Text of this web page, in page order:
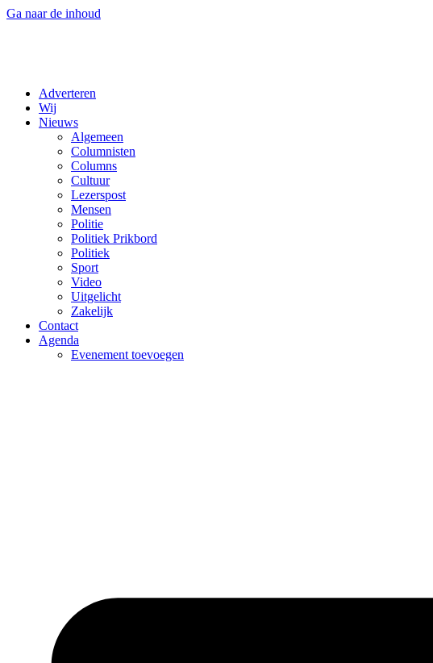
Ga naar de inhoud
Adverteren
Wij
Nieuws
Algemeen
Columnisten
Columns
Cultuur
Lezerspost
Mensen
Politie
Politiek Prikbord
Politiek
Sport
Video
Uitgelicht
Zakelijk
Contact
Agenda
Evenement toevoegen